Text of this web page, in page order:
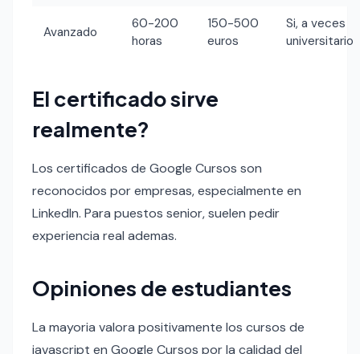
Avanzado
60-200
horas
150-500
euros
Si, a veces
universitario
El certificado sirve
realmente?
Los certificados de Google Cursos son
reconocidos por empresas, especialmente en
LinkedIn. Para puestos senior, suelen pedir
experiencia real ademas.
Opiniones de estudiantes
La mayoria valora positivamente los cursos de
javascript en Google Cursos por la calidad del